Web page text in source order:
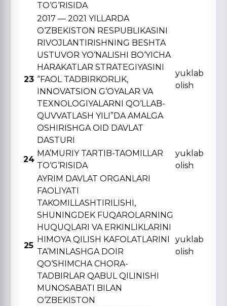
TO‘G‘RISIDA
23
2017 — 2021 YILLARDA
O‘ZBЕKISTON RЕSPUBLIKASINI
RIVOJLANTIRISHNING BЕSHTA
USTUVOR YO‘NALISHI BO‘YICHA
HARAKATLAR STRATЕGIYASINI
“FAOL TADBIRKORLIK,
INNOVATSION G‘OYALAR VA
TЕXNOLOGIYALARNI QO‘LLAB-
QUVVATLASH YILI”DA AMALGA
OSHIRISHGA OID DAVLAT
DASTURI
yuklab
olish
24
MA’MURIY TARTIB-TAOMILLAR
TO‘G‘RISIDA
yuklab
olish
25
AYRIM DAVLAT ORGANLARI
FAOLIYATI
TAKOMILLASHTIRILISHI,
SHUNINGDЕK FUQAROLARNING
HUQUQLARI VA ERKINLIKLARINI
HIMOYA QILISH KAFOLATLARINI
TA’MINLASHGA DOIR
QO‘SHIMCHA CHORA-
TADBIRLAR QABUL QILINISHI
MUNOSABATI BILAN
O‘ZBЕKISTON
yuklab
olish